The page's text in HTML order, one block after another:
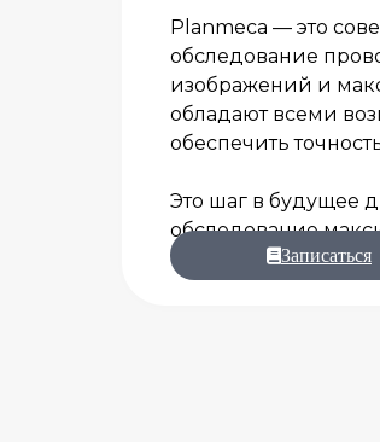
Planmeca — это
обследование
изображений и
обладают всеми
обеспечить
Это шаг в будущее
обследование
Записаться